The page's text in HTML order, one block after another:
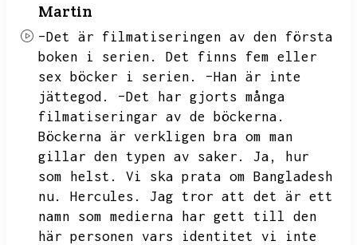
Martin
–Det är filmatiseringen av den första
boken i serien.
Det finns fem eller
sex böcker i serien.
–Han är inte
jättegod.
–Det har gjorts många
filmatiseringar av de böckerna.
Böckerna är verkligen bra om man
gillar den typen av saker.
Ja,
hur
som helst.
Vi ska prata om Bangladesh
nu.
Hercules.
Jag tror att det är ett
namn som medierna har gett till den
här personen vars identitet vi inte